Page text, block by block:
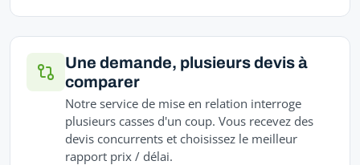
Une demande, plusieurs devis à
comparer
Notre service de mise en relation interroge
plusieurs casses d'un coup. Vous recevez des
devis concurrents et choisissez le meilleur
rapport prix / délai.